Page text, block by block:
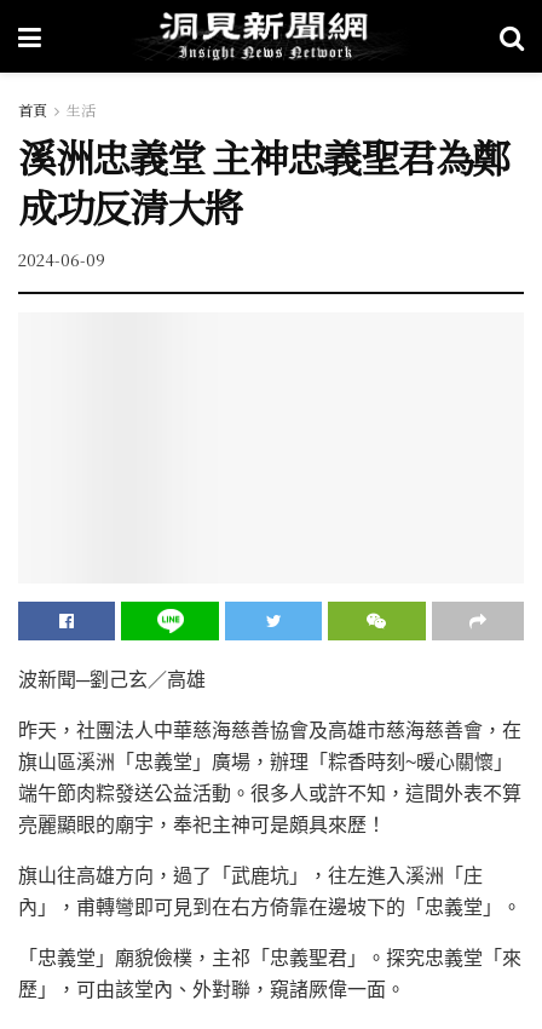
首頁 生活
溪洲忠義堂 主神忠義聖君為鄭
成功反清大將
2024-06-09
波新聞─劉己玄／高雄
昨天，社團法人中華慈海慈善協會及高雄市慈海慈善會，在
旗山區溪洲「忠義堂」廣場，辦理「粽香時刻~暖心關懷」
端午節肉粽發送公益活動。很多人或許不知，這間外表不算
亮麗顯眼的廟宇，奉祀主神可是頗具來歷！
旗山往高雄方向，過了「武鹿坑」，往左進入溪洲「庄
內」，甫轉彎即可見到在右方倚靠在邊坡下的「忠義堂」。
「忠義堂」廟貌儉樸，主祁「忠義聖君」。探究忠義堂「來
歷」，可由該堂內、外對聯，窺諸厥偉一面。